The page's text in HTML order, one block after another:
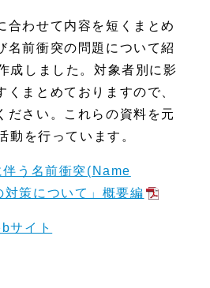
合わせて内容を短くまとめ
名前衝突の問題について紹
成しました。対象者別に影
くまとめておりますので、
ださい。これらの資料を元
動を行っています。
伴う名前衝突(Name
策について」概要編
サイト